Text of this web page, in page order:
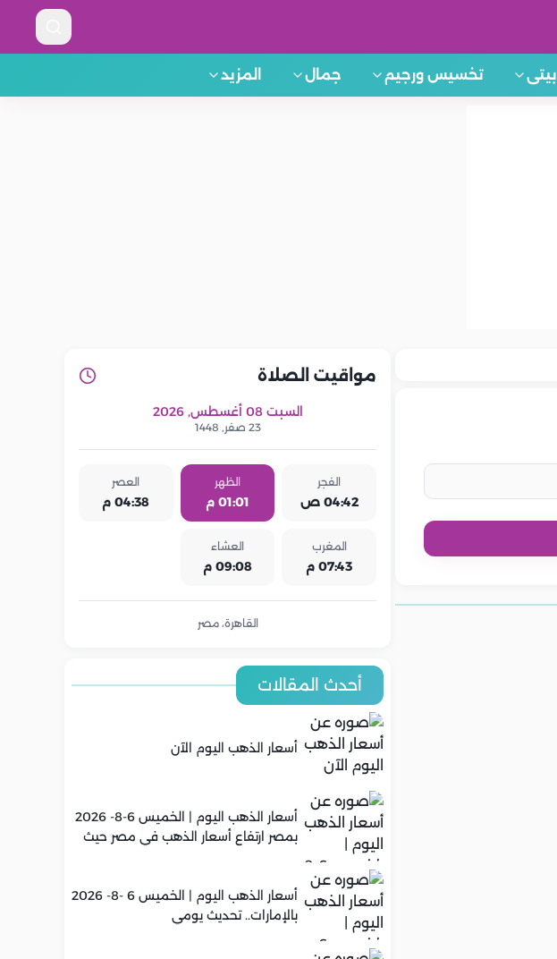
بيتى تخسيس ورجيم جمال المزيد
مواقيت الصلاة
السبت 08 أغسطس, 2026
23 صفر, 1448
الفجر
04:42 ص
الظهر
01:01 م
العصر
04:38 م
المغرب
07:43 م
العشاء
09:08 م
القاهرة، مصر
أحدث المقالات
أسعار الذهب اليوم الآن
أسعار الذهب اليوم | الخميس 6-8- 2026
بمصر ارتفاع أسعار الذهب في مصر حيث
أسعار الذهب اليوم | الخميس 6 -8- 2026
بالإمارات.. تحديث يومي